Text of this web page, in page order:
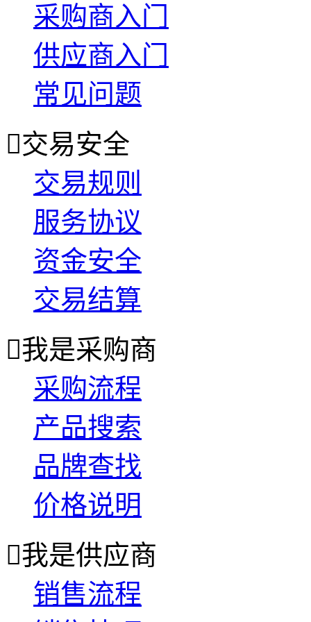
采购商入门
供应商入门
常见问题
交易安全
交易规则
服务协议
资金安全
交易结算
我是采购商
采购流程
产品搜索
品牌查找
价格说明
我是供应商
销售流程